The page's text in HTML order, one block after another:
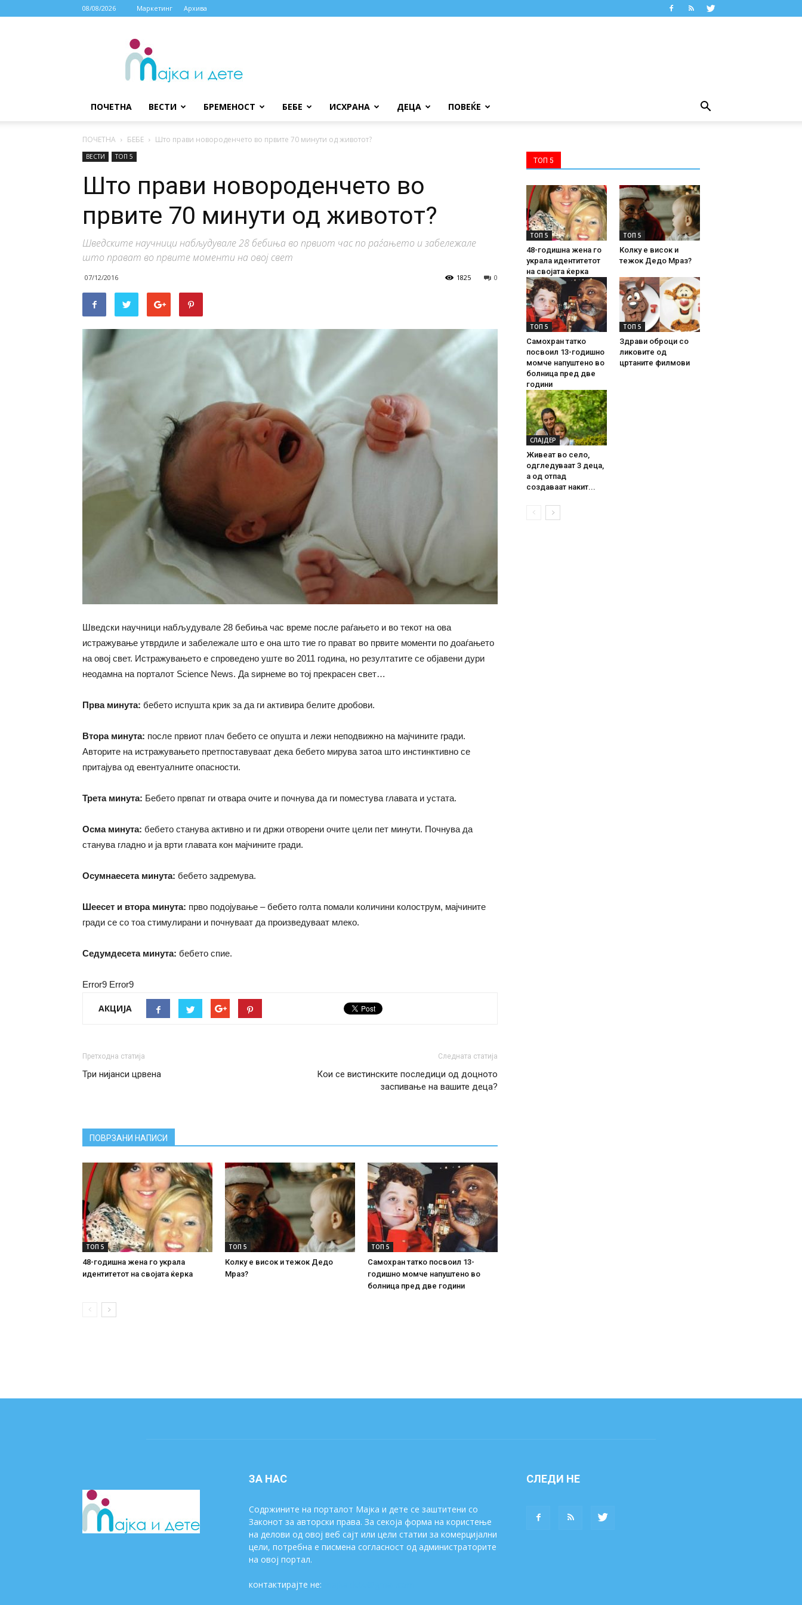
08/08/2026 Маркетинг Архива
МАЈКА
ДЕТЕ
ПОЧЕТНА ВЕСТИ БРЕМЕНОСТ БЕБЕ ИСХРАНА ДЕЦА ПОВЕЌЕ
ПОЧЕТНА БЕБЕ Што прави новороденчето во првите 70 минути од животот?
ВЕСТИ ТОП 5
Што прави новороденчето во
првите 70 минути од животот?
Шведските научници набљудувале 28 бебиња во првиот час по раѓањето и забележале
што прават во првите моменти на овој свет
07/12/2016 0
1825
Шведски научници набљудувале 28 бебиња час време после раѓањето и во текот на ова
истражување утврдиле и забележале што е она што тие го прават во првите моменти по доаѓањето
на овој свет. Истражувањето е спроведено уште во 2011 година, но резултатите се објавени дури
неодамна на порталот Science News. Да ѕирнеме во тој прекрасен свет…
Прва минута: бебето испушта крик за да ги активира белите дробови.
Втора минута: после првиот плач бебето се опушта и лежи неподвижно на мајчините гради.
Авторите на истражувањето претпоставуваат дека бебето мирува затоа што инстинктивно се
притајува од евентуалните опасности.
Трета минута: Бебето првпат ги отвара очите и почнува да ги поместува главата и устата.
Осма минута: бебето станува активно и ги држи отворени очите цели пет минути. Почнува да
станува гладно и ја врти главата кон мајчините гради.
Осумнаесета минута: бебето задремува.
Шеесет и втора минута: прво подојување – бебето голта помали количини колострум, мајчините
гради се со тоа стимулирани и почнуваат да произведуваат млеко.
Седумдесета минута: бебето спие.
Error9 Error9
АКЦИЈА
Претходна статија
Три нијанси црвена
Следната статија
Кои се вистинските последици од доцното
заспивање на вашите деца?
ПОВРЗАНИ НАПИСИ
ТОП 5
48-годишна жена го украла
идентитетот на својата ќерка
ТОП 5
Колку е висок и тежок Дедо
Мраз?
ТОП 5
Самохран татко посвоил 13-
годишно момче напуштено во
болница пред две години
ТОП 5
ТОП 5
48-годишна жена го
украла идентитетот
на својата ќерка
ТОП 5
Колку е висок и
тежок Дедо Мраз?
ТОП 5
Самохран татко
посвоил 13-годишно
момче напуштено во
болница пред две
години
ТОП 5
Здрави оброци со
ликовите од
цртаните филмови
СЛАЈДЕР
Живеат во село,
одгледуваат 3 деца,
а од отпад
создаваат накит...
ЗА НАС
Содржините на порталот Мајка и дете се заштитени со
Законот за авторски права. За секоја форма на користење
на делови од овој веб сајт или цели статии за комерцијални
цели, потребна е писмена согласност од администраторите
на овој портал.
контактирајте не:
СЛЕДИ НЕ